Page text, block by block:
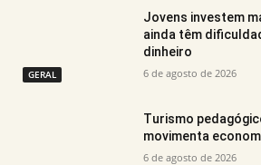
GERAL
Jovens investem
ainda têm
dinheiro
6 de agosto de 2026
Turismo
movimenta
6 de agosto de 2026